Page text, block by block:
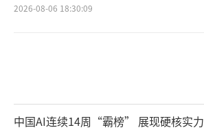
2026-08-06 18:30:09
中国AI连续14周“霸榜” 展现硬核实力